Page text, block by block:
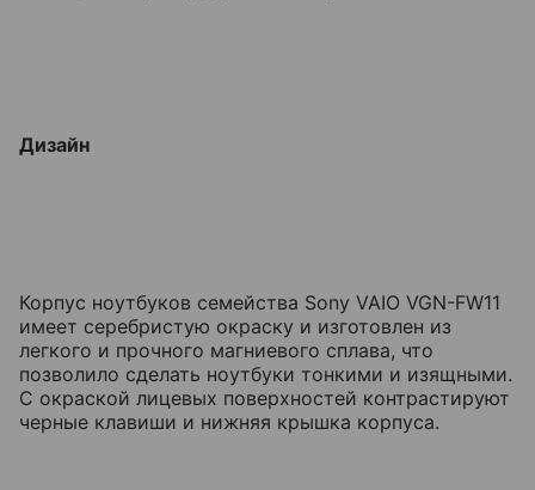
Дизайн
Корпус ноутбуков семейства Sony VAIO VGN-FW11
имеет серебристую окраску и изготовлен из
легкого и прочного магниевого сплава, что
позволило сделать ноутбуки тонкими и изящными.
С окраской лицевых поверхностей контрастируют
черные клавиши и нижняя крышка корпуса.